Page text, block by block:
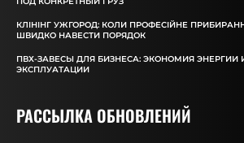
КЛІНІНГ УЖГОРОД: КОЛИ ПРОФЕСІЙНЕ
ШВИДКО НАВЕСТИ ПОРЯДОК
ПВХ-ЗАВЕСЫ ДЛЯ БИЗНЕСА: ЭКОНОМИЯ ЭНЕРГИИ
ЭКСПЛУАТАЦИИ
РАССЫЛКА ОБНОВЛЕНИЙ